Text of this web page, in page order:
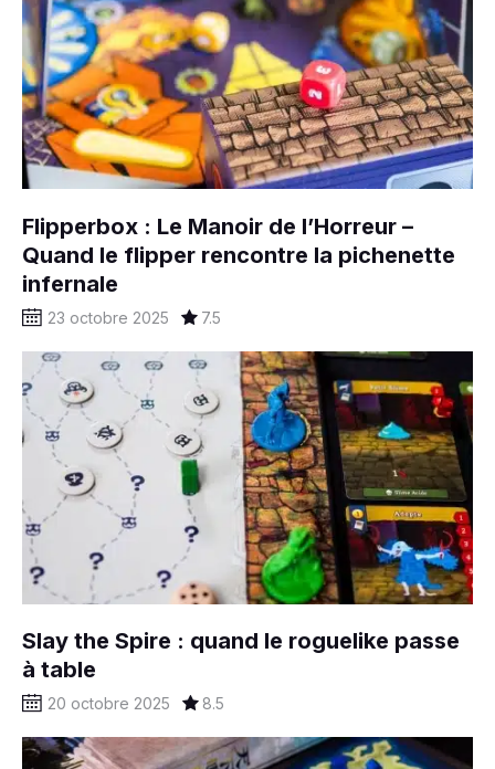
Flipperbox : Le Manoir de l’Horreur –
Quand le flipper rencontre la pichenette
infernale
23 octobre 2025 7.5
Slay the Spire : quand le roguelike passe
à table
20 octobre 2025 8.5